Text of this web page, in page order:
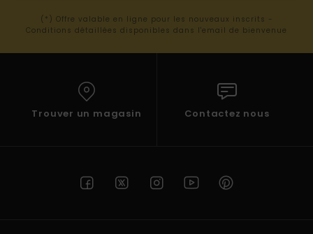
(*) Offre valable en ligne pour les nouveaux inscrits -
Conditions détaillées disponibles dans l'email de bienvenue
Trouver un magasin Contactez nous